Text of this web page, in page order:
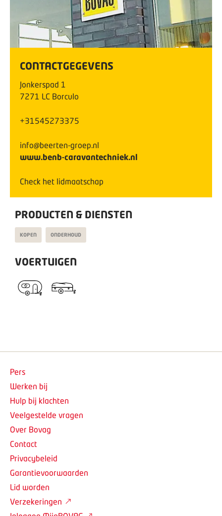
CONTACTGEGEVENS
Jonkerspad 1
7271 LC Borculo
+31545273375
info@beerten-groep.nl
www.benb-caravantechniek.nl
Check het lidmaatschap
PRODUCTEN & DIENSTEN
KOPEN ONDERHOUD
VOERTUIGEN
Pers
Werken bij
Hulp bij klachten
Veelgestelde vragen
Over Bovag
Contact
Privacybeleid
Garantievoorwaarden
Lid worden
Verzekeringen